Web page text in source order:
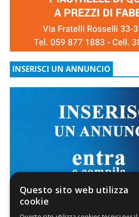
INSERISCI UN ANNUNCIO
Questo sito web utilizza
cookie